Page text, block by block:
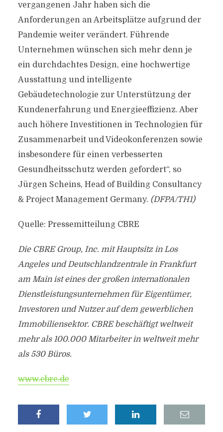
vergangenen Jahr haben sich die
Anforderungen an Arbeitsplätze aufgrund der
Pandemie weiter verändert. Führende
Unternehmen wünschen sich mehr denn je
ein durchdachtes Design, eine hochwertige
Ausstattung und intelligente
Gebäudetechnologie zur Unterstützung der
Kundenerfahrung und Energieeffizienz. Aber
auch höhere Investitionen in Technologien für
Zusammenarbeit und Videokonferenzen sowie
insbesondere für einen verbesserten
Gesundheitsschutz werden gefordert“, so
Jürgen Scheins, Head of Building Consultancy
& Project Management Germany. (DFPA/TH1)
Quelle: Pressemitteilung CBRE
Die CBRE Group, Inc. mit Hauptsitz in Los
Angeles und Deutschlandzentrale in Frankfurt
am Main ist eines der großen internationalen
Dienstleistungsunternehmen für Eigentümer,
Investoren und Nutzer auf dem gewerblichen
Immobiliensektor. CBRE beschäftigt weltweit
mehr als 100.000 Mitarbeiter in weltweit mehr
als 530 Büros.
www.cbre.de